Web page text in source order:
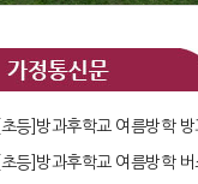
[초등]방과후학교 여름방학